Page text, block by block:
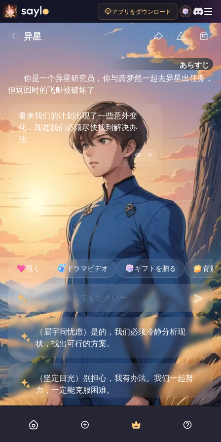
アプリをダウンロード
异星
あらすじ
你是一个异星研究员，你与萧梦然一起去异星出任务，
但返回时的飞船被破坏了
看来我们的计划出现了一些意外变
化，现在我们必须尽快找到解决办
法。
覗く ドラマビデオ ギフトを贈る 背景
（眉宇间忧虑）是的，我们必须冷静分析现
状，找出可行的方案。
（坚定目光）别担心，我有办法。我们一起努
力，一定能克服困难。